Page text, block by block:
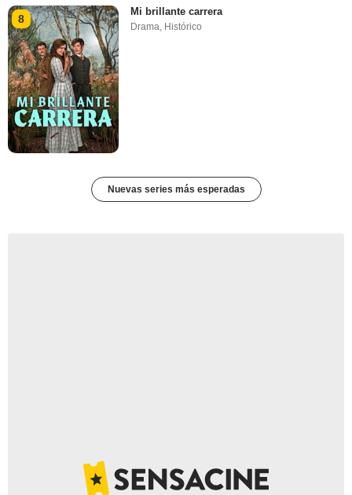
8
Mi brillante carrera
Drama, Histórico
Nuevas series más esperadas